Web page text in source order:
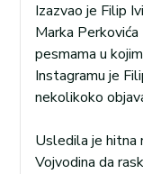
Izazvao je Filip
Marka
pesmama u
Instagramu je
nekolikoko
Usledila je hitna
Vojvodina da